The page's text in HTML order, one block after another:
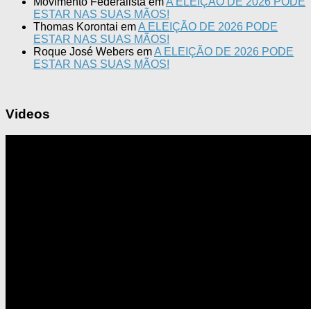
ESTAR NAS SUAS MÃOS!
Thomas Korontai emA ELEIÇÃO DE 2026 PODE
ESTAR NAS SUAS MÃOS!
Roque José Webers emA ELEIÇÃO DE 2026 PODE
ESTAR NAS SUAS MÃOS!
Videos